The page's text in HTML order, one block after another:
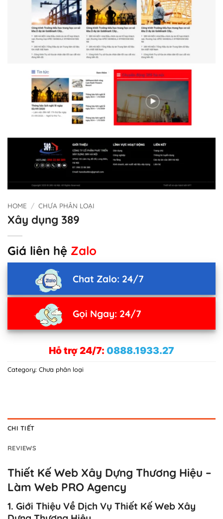
HOME / CHƯA PHÂN LOẠI
Xây dụng 389
Giá liên hệ Zalo
Chat Zalo: 24/7
Gọi Ngay: 24/7
Hỗ trợ 24/7: 0888.1933.27
Category: Chưa phân loại
CHI TIẾT
REVIEWS
Thiết Kế Web Xây Dựng Thương Hiệu –
Làm Web PRO Agency
1. Giới Thiệu Về Dịch Vụ Thiết Kế Web Xây